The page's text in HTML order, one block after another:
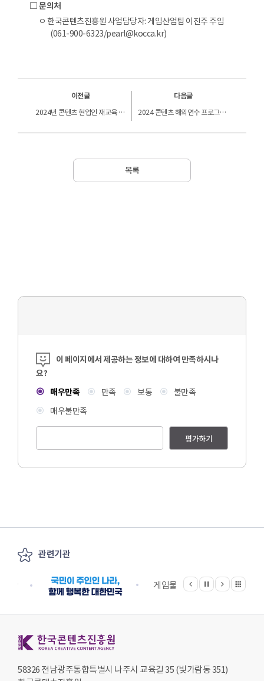
□ 문의처
ㅇ 한국콘텐츠진흥원 사업담당자: 게임산업팀 이진주 주임
(061-900-6323/pearl@kocca.kr)
이전글
2024년 콘텐츠 현업인 재교육 연간 교육과정 안내
다음글
2024 콘텐츠 해외연수 프로그램(Content APEX-미국) 연수생 모집공고
목록
콘텐츠 만족도 조사
이 페이지에서 제공하는 정보에 대하여 만족하시나
요?
매우만족
만족 보통
불만족
매우불만족
평가하기
관련기관
게임물관리위원회
이전
정지
다음 관련기관 전체보기
58326 전남광주통합특별시 나주시 교육길 35 (빛가람동 351)